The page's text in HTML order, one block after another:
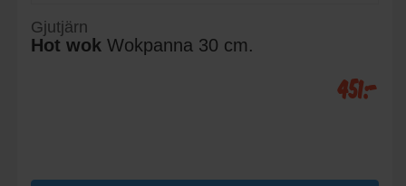
Gjutjärn
Hot wok Wokpanna 30 cm.
451:-